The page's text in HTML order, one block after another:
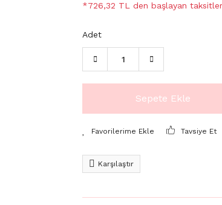
*726,32 TL den başlayan
Adet
Sepete Ekle
Tavsiye Et
Karşılaştır